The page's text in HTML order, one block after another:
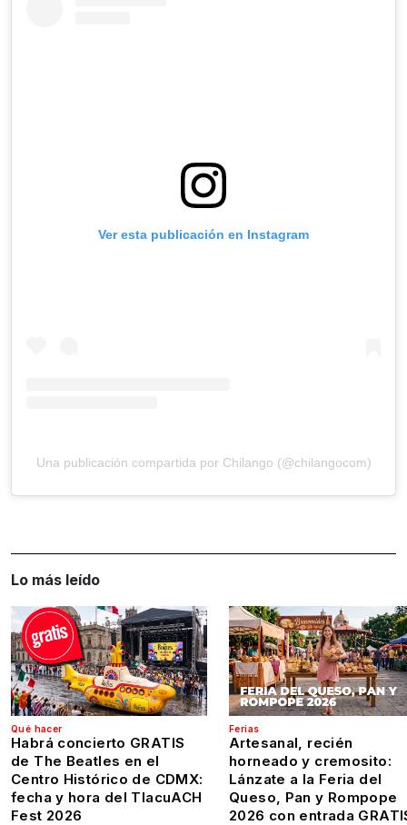
Ver esta publicación en Instagram
Una publicación compartida por Chilango (@chilangocom)
Lo más leído
Qué hacer
Habrá concierto GRATIS
de The Beatles en el
Centro Histórico de CDMX:
fecha y hora del TlacuACH
Fest 2026
Ferias
Artesanal, recién
horneado y cremosito:
Lánzate a la Feria del
Queso, Pan y Rompope
2026 con entrada